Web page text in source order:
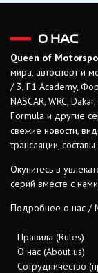
О НАС
Queen of
мира, автоспорт и
/ 3, F1 Academy,
NASCAR, WRC,
Formula и другие
свежие новости,
трансляции,
Окунитесь в
серий вместе с
Подробнее о нас /
Правила (Rules)
О нас (About us)
Сотрудничество